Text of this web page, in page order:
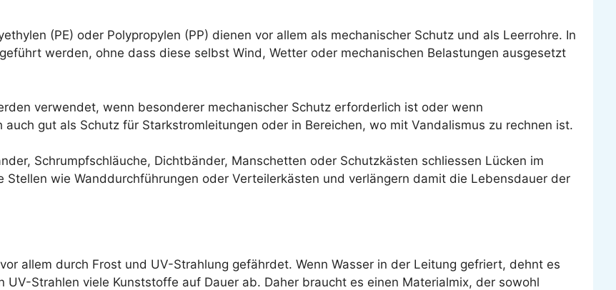
(PE) oder Polypropylen (PP) dienen vor allem als mechanischer Schutz und als Leerrohre. In
werden, ohne dass diese selbst Wind, Wetter oder mechanischen Belastungen ausgesetzt
verwendet, wenn besonderer mechanischer Schutz erforderlich ist oder wenn
gut als Schutz für Starkstromleitungen oder in Bereichen, wo mit Vandalismus zu rechnen ist.
Schrumpfschläuche, Dichtbänder, Manschetten oder Schutzkästen schliessen Lücken im
wie Wanddurchführungen oder Verteilerkästen und verlängern damit die Lebensdauer der
allem durch Frost und UV-Strahlung gefährdet. Wenn Wasser in der Leitung gefriert, dehnt es
UV-Strahlen viele Kunststoffe auf Dauer ab. Daher braucht es einen Materialmix, der sowohl